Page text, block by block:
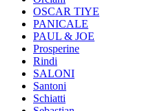
OSCAR TIYE
PANICALE
PAUL & JOE
Prosperine
Rindi
SALONI
Santoni
Schiatti